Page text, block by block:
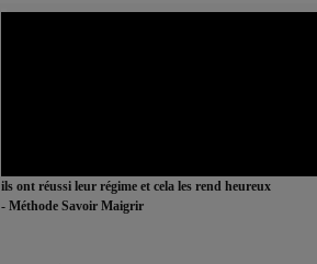
ils ont réussi leur régime et cela les rend heureux
- Méthode Savoir Maigrir